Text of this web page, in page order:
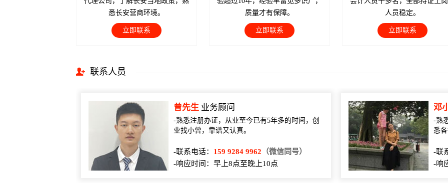
悉长安营商环境。
立即联系
质量才有保障。
立即联系
人员稳定。
立即联系
联系人员
曾先生 业务顾问
-熟悉注册办证，从业至今已有5年多的时间，创
业找小曾，靠谱又认真。
-联系电话： 159 9284 9962 （微信同号）
-响应时间：早上8点至晚上10点
邓
-熟
悉
-联
-响